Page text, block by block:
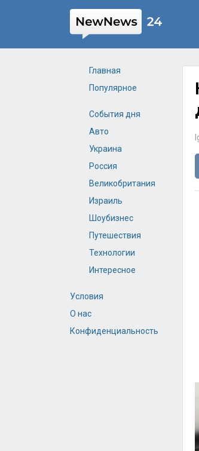
Главная
Популярное
События дня
Авто
Украина
Россия
Великобритания
Израиль
Шоубизнес
Путешествия
Технологии
Интересное
Условия
О нас
Конфиденциальность